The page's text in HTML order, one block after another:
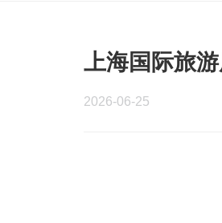
上海国际旅
2026-06-25